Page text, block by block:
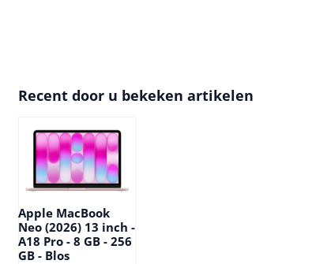
Recent door u bekeken artikelen
Apple MacBook
Neo (2026) 13 inch -
A18 Pro - 8 GB - 256
GB - Blos